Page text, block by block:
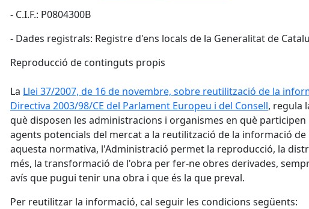
- C.I.F.: P0804300B
- Dades registrals: Registre d'ens locals de la Generalitat de
Reproducció de continguts propis
La Llei 37/2007, de 16 de novembre, sobre reutilització de la
Directiva 2003/98/CE del Parlament Europeu i del Consell, regula
què disposen les administracions i organismes en què
agents potencials del mercat a la reutilització de la informació
aquesta normativa, l'Administració permet la reproducció, la
més, la transformació de l'obra per fer-ne obres derivades,
avís que pugui tenir una obra i que és la que preval.
Per reutilitzar la informació, cal seguir les condicions següents: